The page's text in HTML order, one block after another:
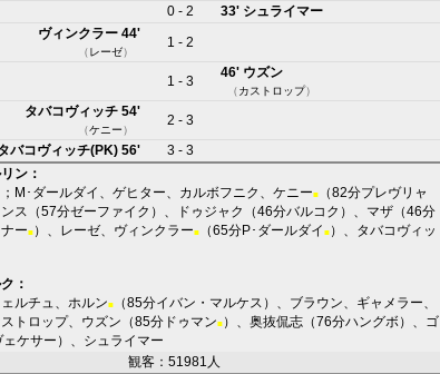
0 - 2 33' シュライマー
ヴィンクラー 44'
（レーゼ）
1 - 2
1 - 3
46' ウズン
（カストロップ）
タバコヴィッチ 54'
（ケニー）
2 - 3
バコヴィッチ(PK) 56'
3 - 3
ン ：
； M･ダールダイ ゲヒター カルボフニク ケニー■ （82分プレヴリャ
ス （57分ゼーファイク ）、 ドゥジャク （46分バルコク ）、 マザ （46分
ー■ ）、 レーゼ ヴィンクラー■ （65分P･ダールダイ ■ ）、 タバコヴィッ
：
ルチュ ホルン■ （85分イバン・マルケス ）、 ブラウン ギャメラー
トロップ、 ウズン （85分 ドゥマン■ ）、 奥抜侃志 （76分ハングボ ）、 ゴ
ェケサー ）、 シュライマー
観客：51981人